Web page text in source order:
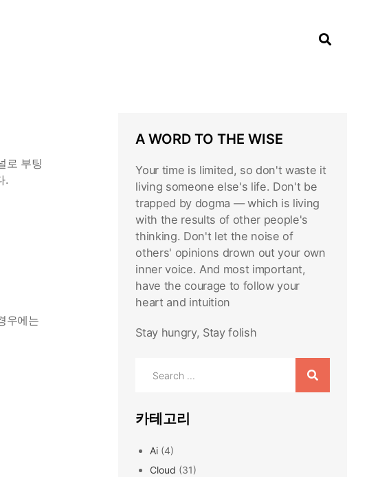
로 부팅
.
우에는
A WORD TO THE WISE
Your time is limited, so don't waste it
living someone else's life. Don't be
trapped by dogma — which is living
with the results of other people's
thinking. Don't let the noise of
others' opinions drown out your own
inner voice. And most important,
have the courage to follow your
heart and intuition
Stay hungry, Stay folish
카테고리
Ai (4)
Cloud (31)